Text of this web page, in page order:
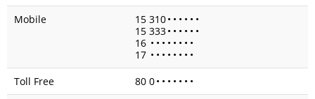
Mobile
15 310• • • • • •
15 333• • • • • •
16 • • • • • • • •
17 • • • • • • • •
Toll Free
80 0• • • • • • •